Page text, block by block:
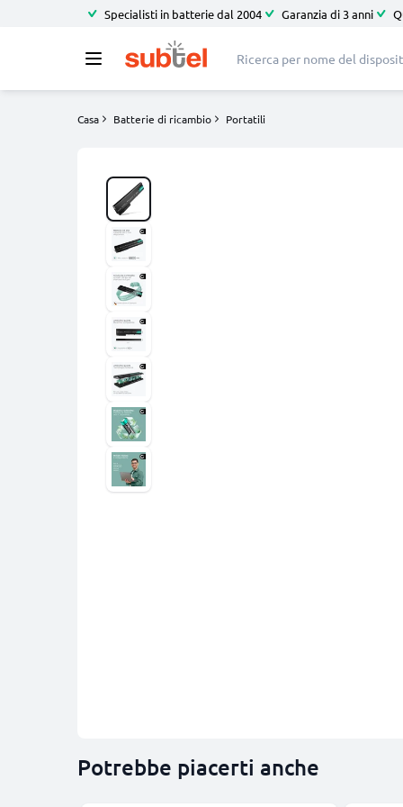
Specialisti in batterie dal 2004 Garanzia di 3 anni
Casa Batterie di ricambio Portatili
Potrebbe piacerti anche